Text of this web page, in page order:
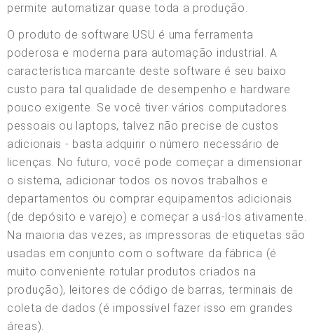
permite automatizar quase toda a produção.
O produto de software USU é uma ferramenta
poderosa e moderna para automação industrial. A
característica marcante deste software é seu baixo
custo para tal qualidade de desempenho e hardware
pouco exigente. Se você tiver vários computadores
pessoais ou laptops, talvez não precise de custos
adicionais - basta adquirir o número necessário de
licenças. No futuro, você pode começar a dimensionar
o sistema, adicionar todos os novos trabalhos e
departamentos ou comprar equipamentos adicionais
(de depósito e varejo) e começar a usá-los ativamente.
Na maioria das vezes, as impressoras de etiquetas são
usadas em conjunto com o software da fábrica (é
muito conveniente rotular produtos criados na
produção), leitores de código de barras, terminais de
coleta de dados (é impossível fazer isso em grandes
áreas).